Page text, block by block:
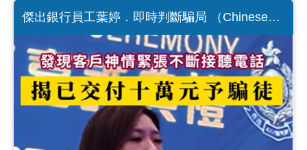
傑出銀行員工葉婷．即時判斷騙局 （Chinese
version only）